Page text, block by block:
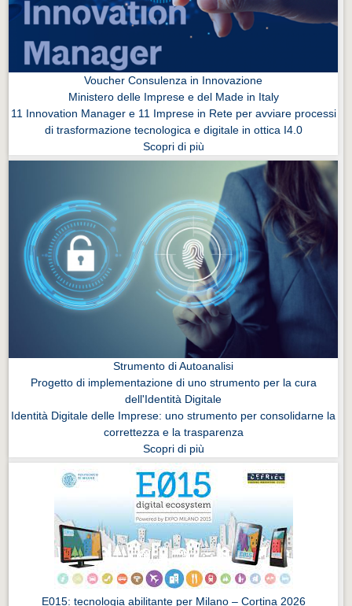
Voucher Consulenza in Innovazione
Ministero delle Imprese e del Made in Italy
11 Innovation Manager e 11 Imprese in Rete per avviare processi
di trasformazione tecnologica e digitale in ottica I4.0
Scopri di più
Strumento di Autoanalisi
Progetto di implementazione di uno strumento per la cura
dell'Identità Digitale
Identità Digitale delle Imprese: uno strumento per consolidarne la
correttezza e la trasparenza
Scopri di più
E015: tecnologia abilitante per Milano – Cortina 2026